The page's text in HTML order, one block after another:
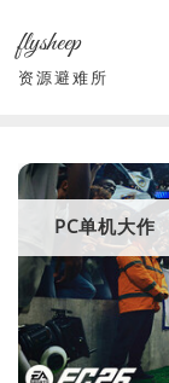
content
flysheep
资源避难所
PC单机大作